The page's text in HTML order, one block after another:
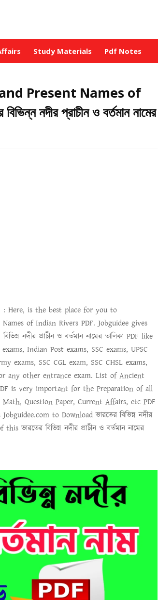
Study Materials Pdf Notes
Present Names of
নদীর প্রাচীন ও বর্তমান নামের
: Here, is the best place for you to
of Indian Rivers PDF. Jobguidee gives
নদীর প্রাচীন ও বর্তমান নামের তালিকাPDF like
Indian Post exams, SSC exams, UPSC
exams, SSC CGL exam, SSC CHSL exams,
any other entrance exam. List of Ancient
is very important for the Preparation of all
Question Paper, Current Affairs, etc PDF
to Downloadভারতের বিভিন্ন নদীর
thisভারতের বিভিন্ন নদীর প্রাচীন ও বর্তমান নামের